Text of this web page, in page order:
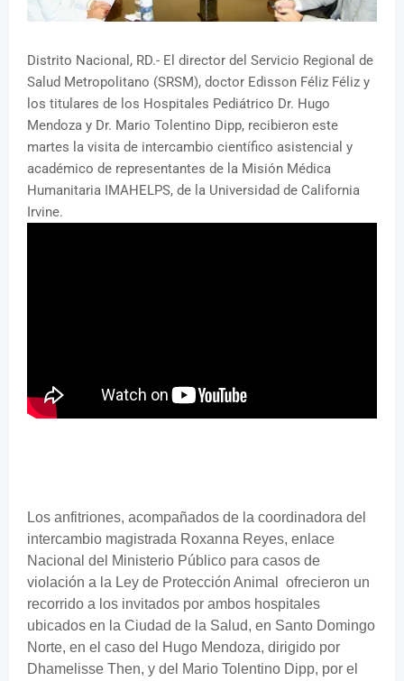
Distrito Nacional, RD.- El director del Servicio Regional de
Salud Metropolitano (SRSM), doctor Edisson Féliz Féliz y
los titulares de los Hospitales Pediátrico Dr. Hugo
Mendoza y Dr. Mario Tolentino Dipp, recibieron este
martes la visita de intercambio científico asistencial y
académico de representantes de la Misión Médica
Humanitaria IMAHELPS, de la Universidad de California
Irvine.
Los anfitriones, acompañados de la coordinadora del
intercambio magistrada Roxanna Reyes, enlace
Nacional del Ministerio Público para casos de
violación a la Ley de Protección Animal ofrecieron un
recorrido a los invitados por ambos hospitales
ubicados en la Ciudad de la Salud, en Santo Domingo
Norte, en el caso del Hugo Mendoza, dirigido por
Dhamelisse Then, y del Mario Tolentino Dipp, por el